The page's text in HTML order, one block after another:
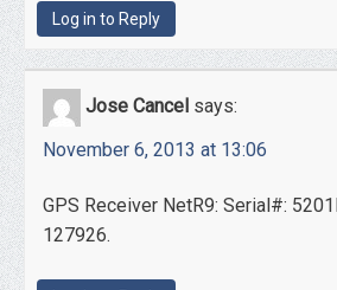
Log in to Reply
Jose Cancel says:
November 6, 2013 at 13:06
GPS Receiver NetR9: Serial#:
127926.